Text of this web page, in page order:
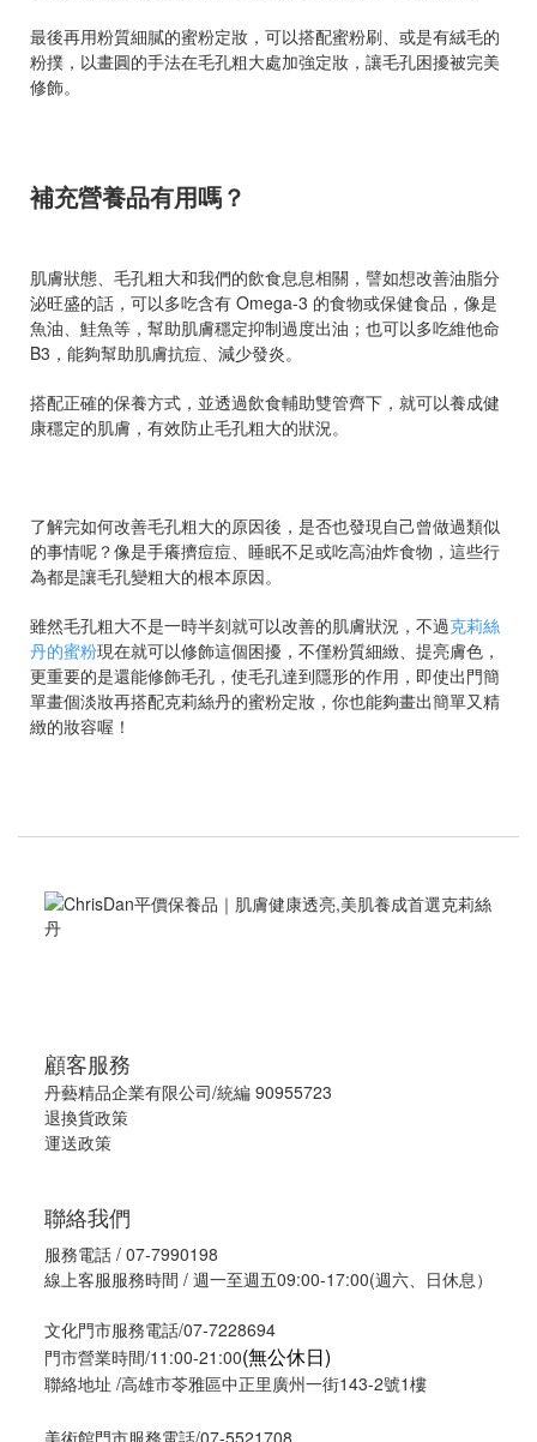
最後再用粉質細膩的蜜粉定妝，可以搭配蜜粉刷、或是有絨毛的
粉撲，以畫圓的手法在毛孔粗大處加強定妝，讓毛孔困擾被完美
修飾。
補充營養品有用嗎？
肌膚狀態、毛孔粗大和我們的飲食息息相關，譬如想改善油脂分
泌旺盛的話，可以多吃含有 Omega-3 的食物或保健食品，像是
魚油、鮭魚等，幫助肌膚穩定抑制過度出油；也可以多吃維他命
B3，能夠幫助肌膚抗痘、減少發炎。
搭配正確的保養方式，並透過飲食輔助雙管齊下，就可以養成健
康穩定的肌膚，有效防止毛孔粗大的狀況。
了解完如何改善毛孔粗大的原因後，是否也發現自己曾做過類似
的事情呢？像是手癢擠痘痘、睡眠不足或吃高油炸食物，這些行
為都是讓毛孔變粗大的根本原因。
雖然毛孔粗大不是一時半刻就可以改善的肌膚狀況，不過克莉絲
丹的蜜粉現在就可以修飾這個困擾，不僅粉質細緻、提亮膚色，
更重要的是還能修飾毛孔，使毛孔達到隱形的作用，即使出門簡
單畫個淡妝再搭配克莉絲丹的蜜粉定妝，你也能夠畫出簡單又精
緻的妝容喔！
顧客服務
丹藝精品企業有限公司/統編 90955723
退換貨政策
運送政策
聯絡我們
服務電話 / 07-7990198
線上客服服務時間 / 週一至週五09:00-17:00(週六、日休息）
文化門市服務電話/07-7228694
門市營業時間/11:00-21:00(無公休日)
聯絡地址 /高雄市苓雅區中正里廣州一街143-2號1樓
美術館門市服務電話/07-5521708